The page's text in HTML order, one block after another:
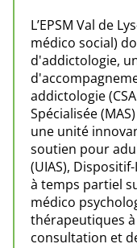
L’EPSM Val de
médico social)
d'addictologie,
addictologie
Spécialisée
une unité
soutien pour
(UIAS),
à temps partiel
médico
thérapeutiques
consultation et